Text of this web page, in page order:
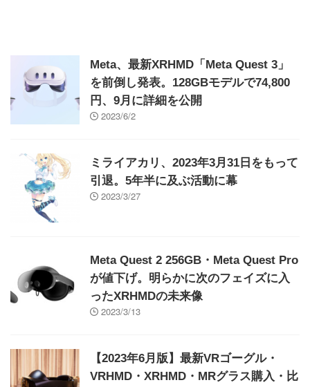
Meta、最新XRHMD「Meta Quest 3」
を前倒し発表。128GBモデルで74,800
円、9月に詳細を公開
2023/6/2
ミライアカリ、2023年3月31日をもって
引退。5年半に及ぶ活動に幕
2023/3/27
Meta Quest 2 256GB・Meta Quest Pro
が値下げ。明らかに次のフェイズに入
ったXRHMDの未来像
2023/3/13
【2023年6月版】最新VRゴーグル・
VRHMD・XRHMD・MRグラス購入・比